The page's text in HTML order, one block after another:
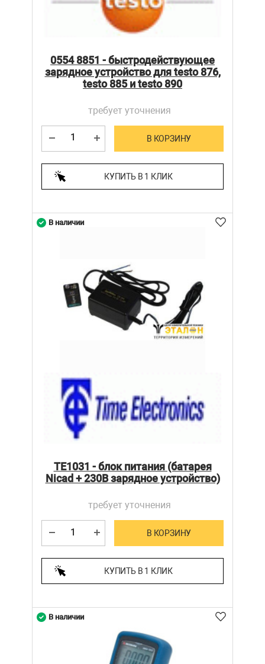
0554 8851 - быстродействующее
зарядное устройство для testo 876,
testo 885 и testo 890
требует уточнения
В КОРЗИНУ
КУПИТЬ В 1 КЛИК
TE1031 - блок питания (батарея
Nicad + 230В зарядное устройство)
требует уточнения
В КОРЗИНУ
КУПИТЬ В 1 КЛИК
В наличии
В наличии